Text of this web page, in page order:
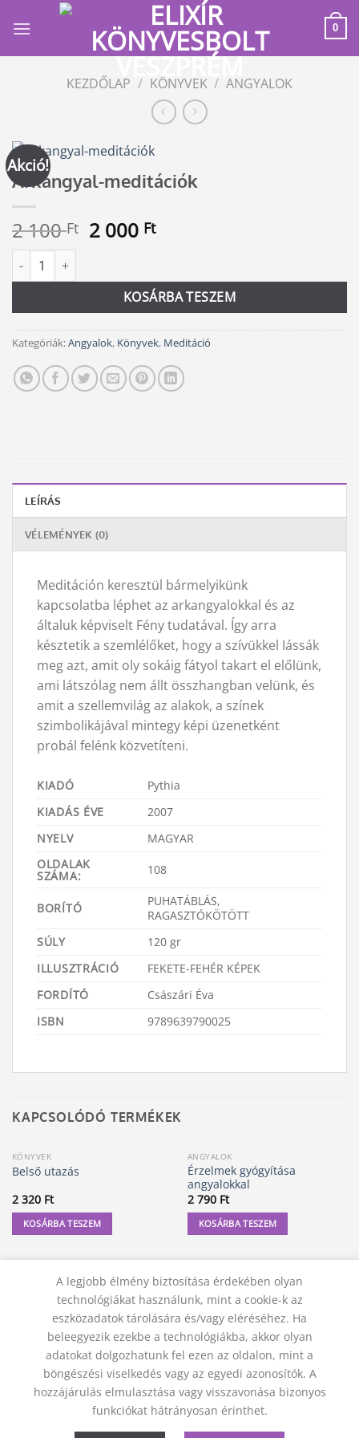
0
KEZDŐLAP / KÖNYVEK / ANGYALOK
Akció!
Arkangyal-meditációk
2 100Ft Original
2
100 Ft.
2 000 FtCurrent
2
000 Ft.
Arkangyal-meditációk mennyiség
KOSÁRBA TESZEM
Alternative:
Kategóriák:Angyalok, Könyvek, Meditáció
LEÍRÁS
VÉLEMÉNYEK (0)
Meditáción keresztül bármelyikünk
kapcsolatba léphet az arkangyalokkal és az
általuk képviselt Fény tudatával. Így arra
késztetik a szemlélőket, hogy a szívükkel Iássák
meg azt, amit oly sokáig fátyol takart el előlünk,
ami látszólag nem állt összhangban velünk, és
amit a szellemvilág az alakok, a színek
szimbolikájával mintegy képi üzenetként
probál felénk közvetíteni.
KIADÓ
Pythia
KIADÁS ÉVE
2007
NYELV
MAGYAR
OLDALAK
SZÁMA: 108
BORÍTÓ
PUHATÁBLÁS,
RAGASZTÓKÖTÖTT
SÚLY
120 gr
ILLUSZTRÁCIÓ
FEKETE-FEHÉR KÉPEK
FORDÍTÓ
Császári Éva
ISBN
9789639790025
KAPCSOLÓDÓ TERMÉKEK
KÖNYVEK
Belső utazás
2 320 Ft
KOSÁRBA TESZEM
ANGYALOK
Érzelmek gyógyítása
angyalokkal
2 790 Ft
KOSÁRBA TESZEM
KAPCSOLAT ADATVÉDELMI NYILATKOZAT
JOGI NYILATKOZAT
SZÁLLÍTÁSI FELTÉTELEK
A legjobb élmény biztosítása érdekében olyan
technológiákat használunk, mint a cookie-k az
eszközadatok tárolására és/vagy eléréséhez. Ha
beleegyezik ezekbe a technológiákba, akkor olyan
adatokat dolgozhatunk fel ezen az oldalon, mint a
böngészési viselkedés vagy az egyedi azonosítók. A
hozzájárulás elmulasztása vagy visszavonása bizonyos
funkciókat hátrányosan érinthet.